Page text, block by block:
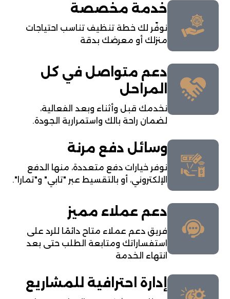
خدمة مخصصة
نوفّر لك خطة تنظيف تناسب احتياجات
منزلك أو معرضك بدقة
دعم متواصل في كل
المراحل
نخدمك قبل وأثناء وبعد الفعالية،
لضمان راحة بالك واستمرارية الجودة.
وسائل دفع مرنة
نوفر خيارات دفع متعددة، منها الدفع
الإلكتروني، أو بالتقسيط عبر "تابي" و"تمارا".
دعم عملاء مميز
فريق دعم عملاء متاح دائمًا للرد على
استفساراتك ومتابعة الطلب حتى بعد
انتهاء الخدمة
إدارة احترافية للمشاريع